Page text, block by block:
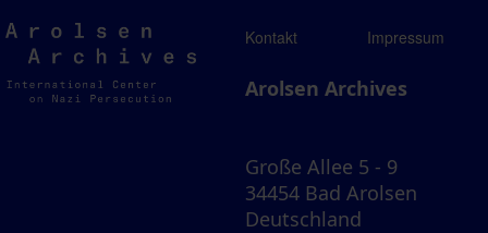
Arolsen
Archives
Kontakt Impressum
Arolsen Archives
Große Allee 5 - 9
34454 Bad Arolsen
Deutschland